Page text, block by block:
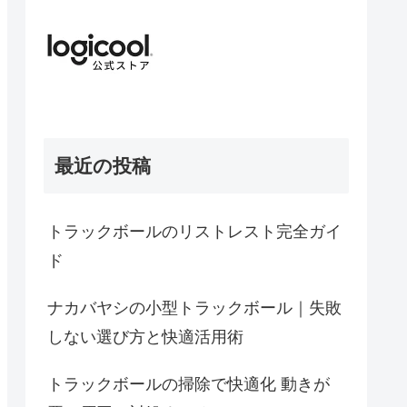
最近の投稿
トラックボールのリストレスト完全ガイ
ド
ナカバヤシの小型トラックボール｜失敗
しない選び方と快適活用術
トラックボールの掃除で快適化 動きが